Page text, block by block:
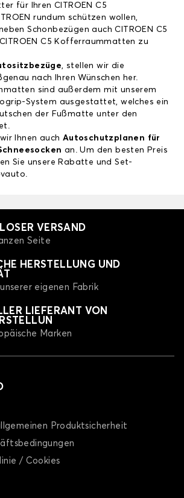
für Ihren CITROEN C5
rundum schützen wollen,
Schonbezügen auchCITROEN C5
CITROEN C5 Kofferraummatten zu
, stellen wir die
nach Ihren Wünschen her.
sind außerdem mit unserem
System ausgestattet, welches ein
der Fußmatte unter den
Ihnen auch Autoschutzplanen für
an. Um den besten Preis
Sie unsere Rabatte und Set-
VERSAND
Seite
HERSTELLUNG UND
eigenen Fabrik
LIEFERANT VON
Marken
Produktsicherheit
/ Cookies